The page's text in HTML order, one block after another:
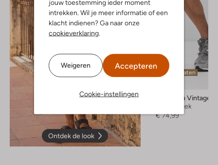
jouw toestemming ieder moment
intrekken. Wil je meer informatie of een
klacht indienen? Ga naar onze
cookieverklaring
Weigeren Accepteren
Cookie-instellingen
Ontdek de look
Laatste maten
American Vintage
Korte broek
€ 74,99